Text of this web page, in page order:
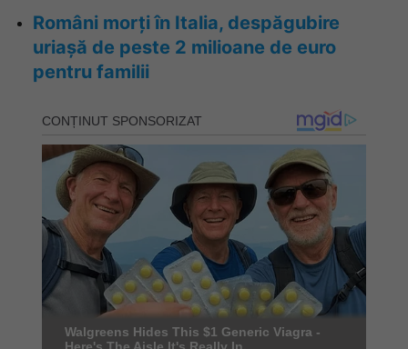
Români morți în Italia, despăgubire
uriașă de peste 2 milioane de euro
pentru familii